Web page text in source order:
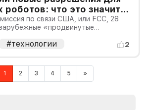
что это значит
по связи США, или FCC, 28
«продвинутые
не может получать новые
#технологии 2
1 2 3 4 5 »